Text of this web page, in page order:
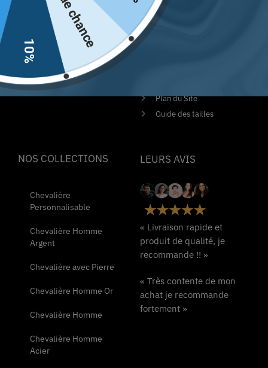
Unique. La boutique numéro
1 en France
Contactez-nous
Politique de
remboursement et de
Plan du Site
Guide des tailles
NOS COLLECTIONS
Chevalière
Personnalisable
Chevalière Homme
Argent
Chevalière avec Pierre
Chevalière Homme Or
Chevalière Homme
Chevalière Homme
Acier
LEURS AVIS
« Livraison rapide et
produit de qualité, je
recommande !! »
« Très contente de mon
achat je recommande
fortement »
10%